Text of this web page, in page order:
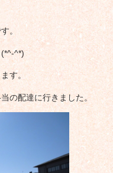
。
^*)
す。
の配達に行きました。